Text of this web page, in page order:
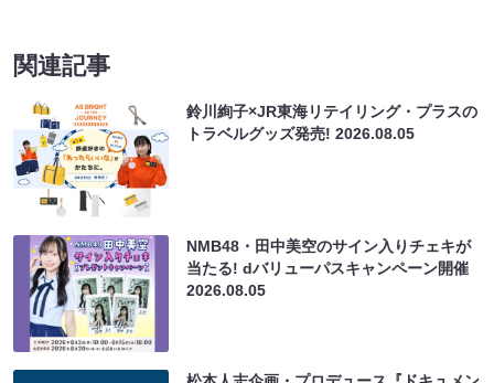
関連記事
鈴川絢子×JR東海リテイリング・プラスの
トラベルグッズ発売!2026.08.05
NMB48・田中美空のサイン入りチェキが
当たる! dバリューパスキャンペーン開催
2026.08.05